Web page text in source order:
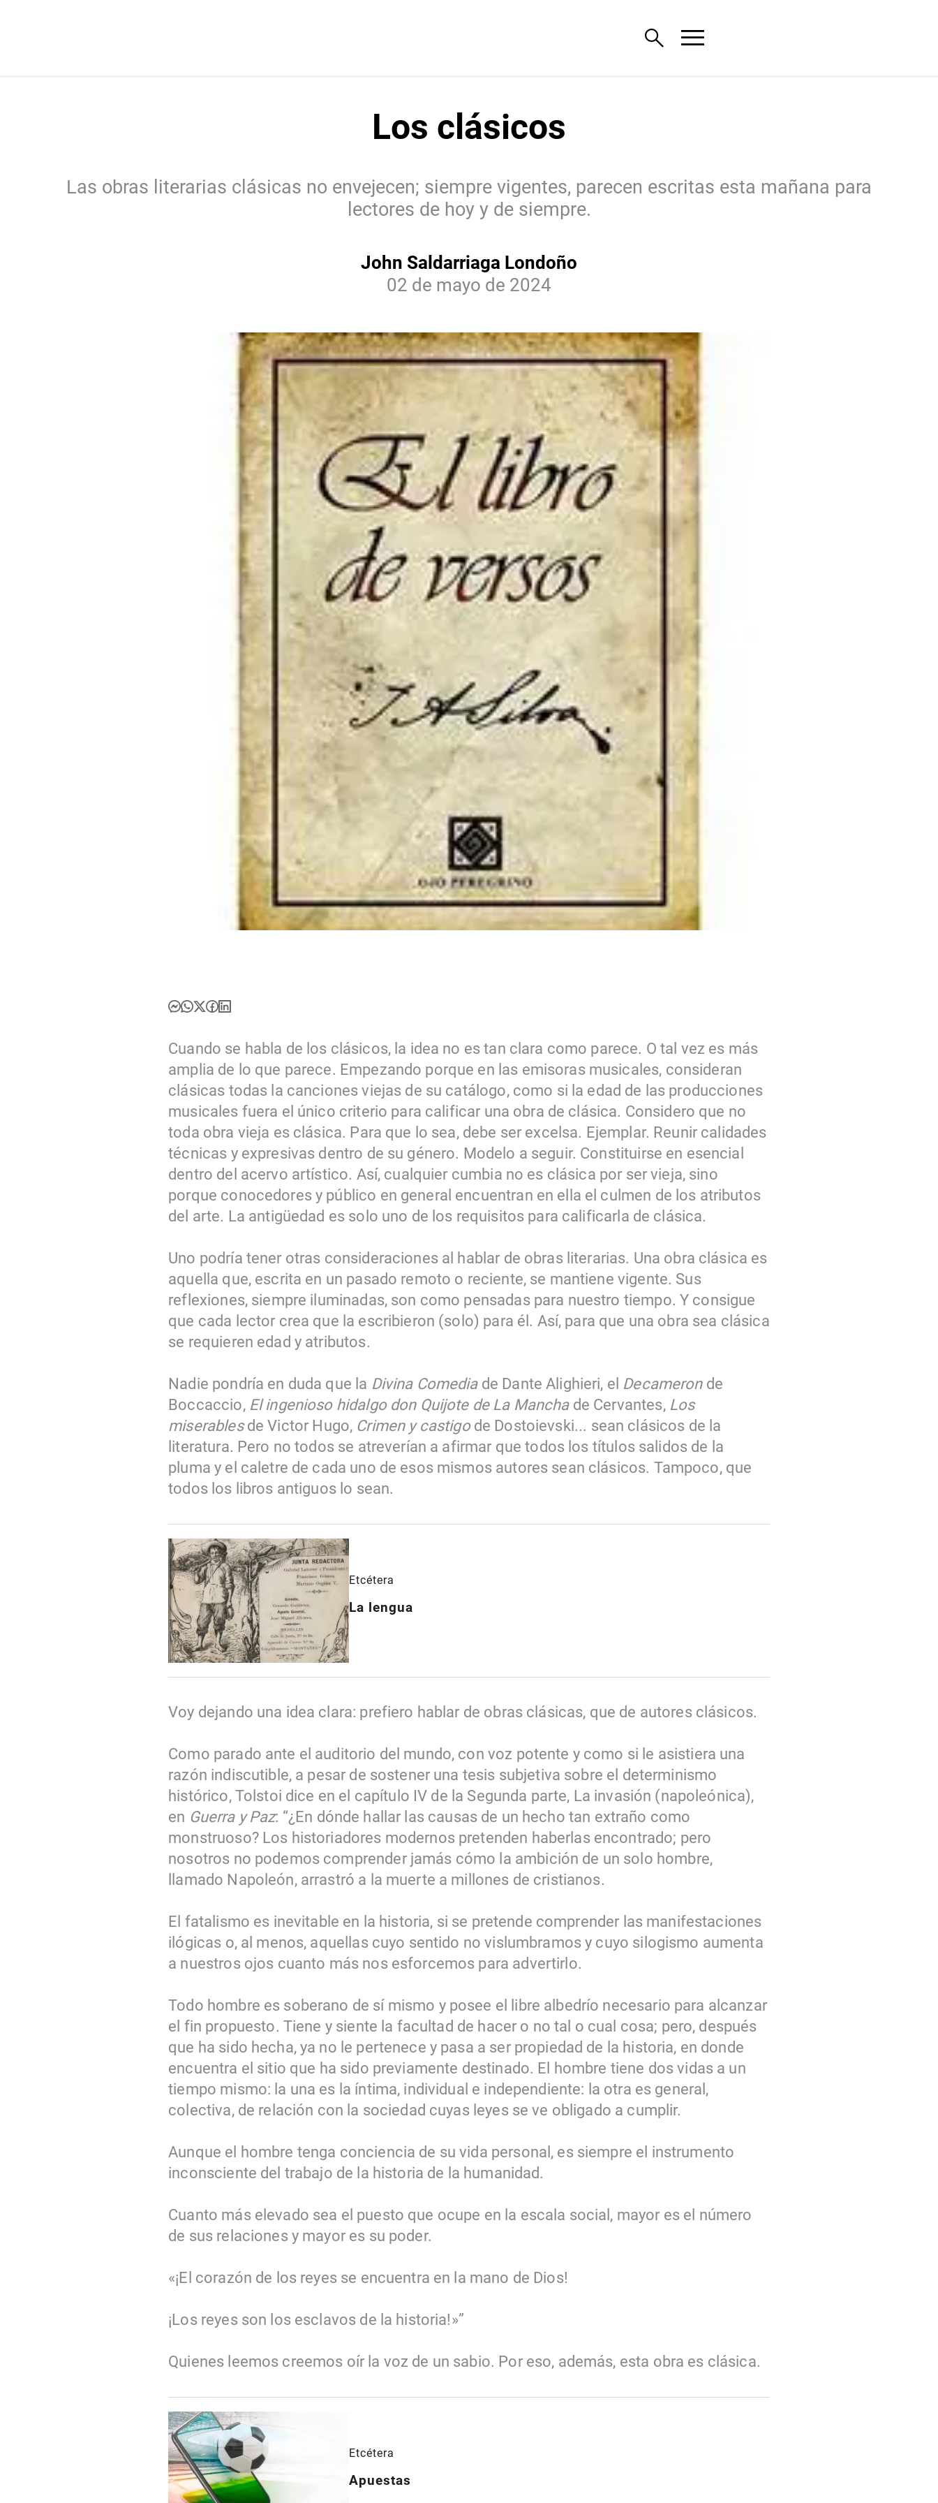
search menu
Los clásicos
Las obras literarias clásicas no envejecen; siempre vigentes, parecen escritas esta mañana para
lectores de hoy y de siempre.
John Saldarriaga Londoño
02 de mayo de 2024
Cuando se habla de los clásicos, la idea no es tan clara como parece. O tal vez es más
amplia de lo que parece. Empezando porque en las emisoras musicales, consideran
clásicas todas la canciones viejas de su catálogo, como si la edad de las producciones
musicales fuera el único criterio para calificar una obra de clásica. Considero que no
toda obra vieja es clásica. Para que lo sea, debe ser excelsa. Ejemplar. Reunir calidades
técnicas y expresivas dentro de su género. Modelo a seguir. Constituirse en esencial
dentro del acervo artístico. Así, cualquier cumbia no es clásica por ser vieja, sino
porque conocedores y público en general encuentran en ella el culmen de los atributos
del arte. La antigüedad es solo uno de los requisitos para calificarla de clásica.
Uno podría tener otras consideraciones al hablar de obras literarias. Una obra clásica es
aquella que, escrita en un pasado remoto o reciente, se mantiene vigente. Sus
reflexiones, siempre iluminadas, son como pensadas para nuestro tiempo. Y consigue
que cada lector crea que la escribieron (solo) para él. Así, para que una obra sea clásica
se requieren edad y atributos.
Nadie pondría en duda que la Divina Comedia de Dante Alighieri, el Decameronde
Boccaccio, El ingenioso hidalgo don Quijote de La Manchade Cervantes, Los
miserablesde Victor Hugo, Crimen y castigo de Dostoievski... sean clásicos de la
literatura. Pero no todos se atreverían a afirmar que todos los títulos salidos de la
pluma y el caletre de cada uno de esos mismos autores sean clásicos. Tampoco, que
todos los libros antiguos lo sean.
Etcétera
La lengua
Voy dejando una idea clara: prefiero hablar de obras clásicas, que de autores clásicos.
Como parado ante el auditorio del mundo, con voz potente y como si le asistiera una
razón indiscutible, a pesar de sostener una tesis subjetiva sobre el determinismo
histórico, Tolstoi dice en el capítulo IV de la Segunda parte, La invasión (napoleónica),
en Guerra y Paz: “¿En dónde hallar las causas de un hecho tan extraño como
monstruoso? Los historiadores modernos pretenden haberlas encontrado; pero
nosotros no podemos comprender jamás cómo la ambición de un solo hombre,
llamado Napoleón, arrastró a la muerte a millones de cristianos.
El fatalismo es inevitable en la historia, si se pretende comprender las manifestaciones
ilógicas o, al menos, aquellas cuyo sentido no vislumbramos y cuyo silogismo aumenta
a nuestros ojos cuanto más nos esforcemos para advertirlo.
Todo hombre es soberano de sí mismo y posee el libre albedrío necesario para alcanzar
el fin propuesto. Tiene y siente la facultad de hacer o no tal o cual cosa; pero, después
que ha sido hecha, ya no le pertenece y pasa a ser propiedad de la historia, en donde
encuentra el sitio que ha sido previamente destinado. El hombre tiene dos vidas a un
tiempo mismo: la una es la íntima, individual e independiente: la otra es general,
colectiva, de relación con la sociedad cuyas leyes se ve obligado a cumplir.
Aunque el hombre tenga conciencia de su vida personal, es siempre el instrumento
inconsciente del trabajo de la historia de la humanidad.
Cuanto más elevado sea el puesto que ocupe en la escala social, mayor es el número
de sus relaciones y mayor es su poder.
«¡El corazón de los reyes se encuentra en la mano de Dios!
¡Los reyes son los esclavos de la historia!»”
Quienes leemos creemos oír la voz de un sabio. Por eso, además, esta obra es clásica.
Etcétera
Apuestas